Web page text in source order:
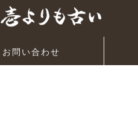
お問い合わせ